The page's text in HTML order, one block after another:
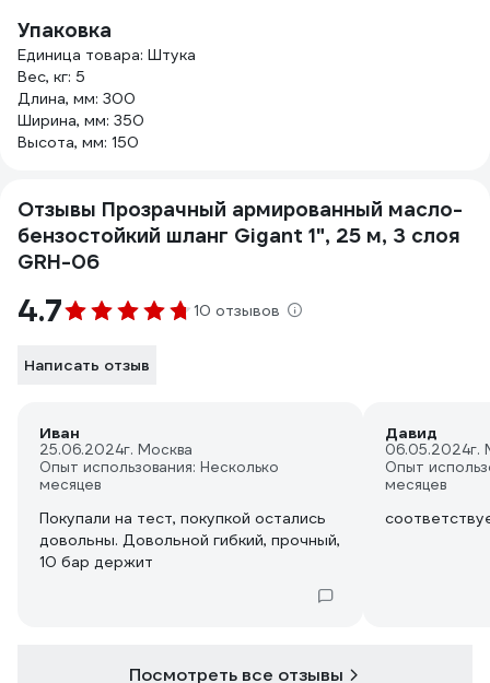
Упаковка
Единица товара: Штука
Вес, кг: 5
Длина, мм: 300
Ширина, мм: 350
Высота, мм: 150
Отзывы Прозрачный армированный масло-
бензостойкий шланг Gigant 1", 25 м, 3 слоя
GRH-06
4.7 10 отзывов
Написать отзыв
Иван
25.06.2024г. Москва
Опыт использования: Несколько
месяцев
Покупали на тест, покупкой остались
довольны. Довольной гибкий, прочный,
10 бар держит
Давид
06.05.2024г.
Опыт
месяцев
Посмотреть все отзывы